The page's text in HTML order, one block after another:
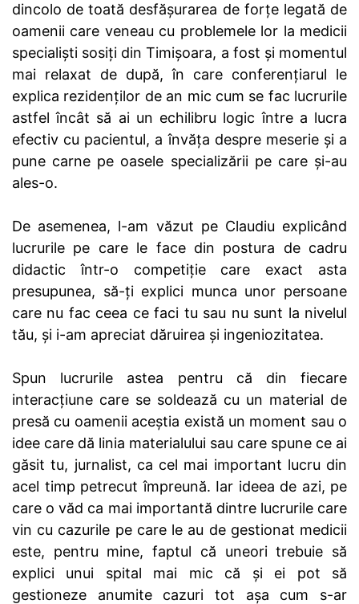
dincolo de toată desfășurarea de forțe legată de
oamenii care veneau cu problemele lor la medicii
specialiști sosiți din Timișoara, a fost și momentul
mai relaxat de după, în care conferențiarul le
explica rezidenților de an mic cum se fac lucrurile
astfel încât să ai un echilibru logic între a lucra
efectiv cu pacientul, a învăța despre meserie și a
pune carne pe oasele specializării pe care și-au
ales-o.
De asemenea, l-am văzut pe Claudiu explicând
lucrurile pe care le face din postura de cadru
didactic într-o competiție care exact asta
presupunea, să-ți explici munca unor persoane
care nu fac ceea ce faci tu sau nu sunt la nivelul
tău, și i-am apreciat dăruirea și ingeniozitatea.
Spun lucrurile astea pentru că din fiecare
interacțiune care se soldează cu un material de
presă cu oamenii aceștia există un moment sau o
idee care dă linia materialului sau care spune ce ai
găsit tu, jurnalist, ca cel mai important lucru din
acel timp petrecut împreună. Iar ideea de azi, pe
care o văd ca mai importantă dintre lucrurile care
vin cu cazurile pe care le au de gestionat medicii
este, pentru mine, faptul că uneori trebuie să
explici unui spital mai mic că și ei pot să
gestioneze anumite cazuri tot așa cum s-ar